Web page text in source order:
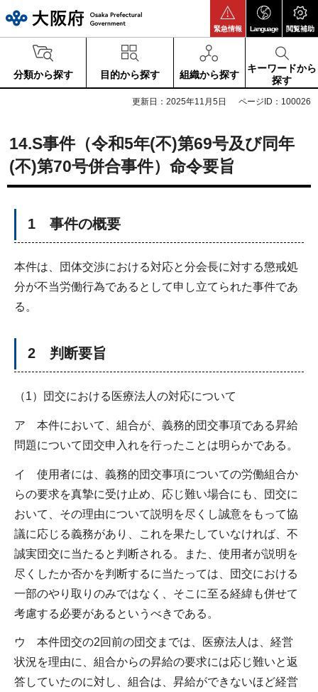
緊急情報 Language 閲覧補助
分類から探す 目的から探す 組織から探す
キーワードから
探す
更新日：2025年11月5日 ページID：100026
14.S事件（令和5年(不)第69号及び同年
(不)第70号併合事件）命令要旨
1 事件の概要
本件は、団体交渉における対応と分会長に対する懲戒処
分が不当労働行為であるとして申し立てられた事件であ
る。
2 判断要旨
（1）団交における医療法人の対応について
ア 本件において、組合が、義務的団交事項である昇給
問題について団交申入れを行ったことは明らかである。
イ 使用者には、義務的団交事項についての労働組合か
らの要求を真摯に受け止め、応じ難い場合にも、団交に
おいて、その理由について説明を尽くし誠意をもって協
議に応じる義務があり、これを果たしていなければ、不
誠実団交に当たると判断される。また、使用者が説明を
尽くしたか否かを判断するに当たっては、団交における
一部のやり取りのみではなく、そこに至る経緯も併せて
考慮する必要があるというべきである。
ウ 本件団交の2回前の団交までは、医療法人は、経営
状況を理由に、組合からの昇給の要求には応じ難いと返
答していたのに対し、組合は、昇給ができないほど経営